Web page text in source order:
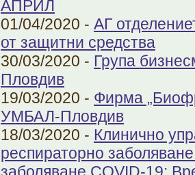
АПРИЛ
01/04/2020 - АГ
от защитни средства
30/03/2020 - Група
Пловдив
19/03/2020 - Фирма
УМБАЛ-Пловдив
18/03/2020 - Клинично
респираторно